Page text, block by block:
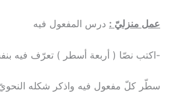
عمل منزليّ : درس المفعول فيه
-اكتب نصّا ( أربعة أسطر ) تعرّف فيه
سطّر كلّ مفعول فيه واذكر شكله